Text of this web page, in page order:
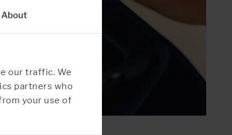
About
our traffic. We
partners who
your use of